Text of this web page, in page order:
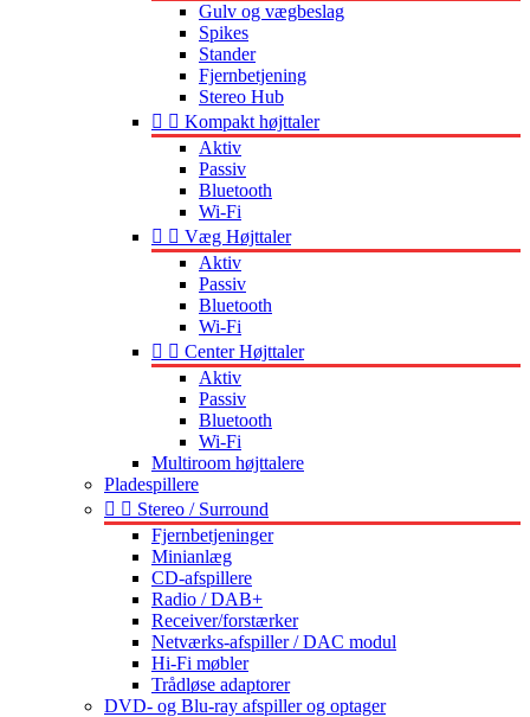
Gulv og vægbeslag
Spikes
Stander
Fjernbetjening
Stereo Hub
  Kompakt højttaler
Aktiv
Passiv
Bluetooth
Wi-Fi
  Væg Højttaler
Aktiv
Passiv
Bluetooth
Wi-Fi
  Center Højttaler
Aktiv
Passiv
Bluetooth
Wi-Fi
Multiroom højttalere
Pladespillere
  Stereo / Surround
Fjernbetjeninger
Minianlæg
CD-afspillere
Radio / DAB+
Receiver/forstærker
Netværks-afspiller / DAC modul
Hi-Fi møbler
Trådløse adaptorer
DVD- og Blu-ray afspiller og optager